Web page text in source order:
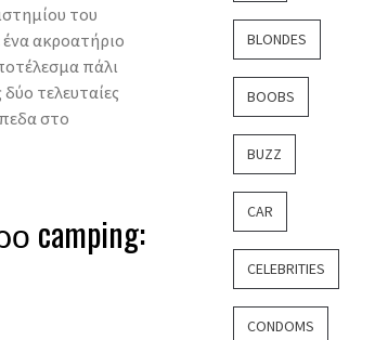
του
ακροατήριο
πάλι
τελευταίες
στο
camping:
BLONDES
BOOBS
BUZZ
CAR
CELEBRITIES
CONDOMS